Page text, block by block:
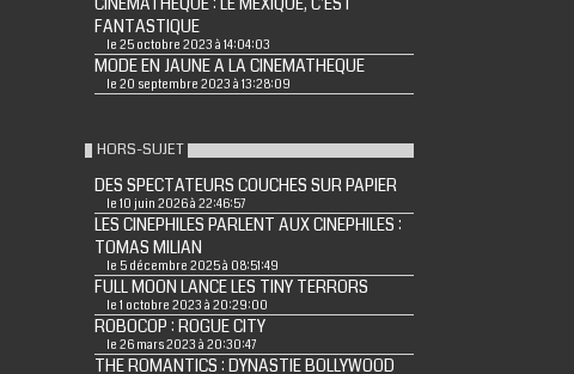
CINEMATHEQUE : LE MEXIQUE, C'EST
FANTASTIQUE
le 25 octobre 2023 à 14:04:03
MODE EN JAUNE A LA CINEMATHEQUE
le 20 septembre 2023 à 13:28:09
HORS-SUJET
DES SPECTATEURS COUCHES SUR PAPIER
le 10 juin 2026 à 22:46:57
LES CINEPHILES PARLENT AUX CINEPHILES :
TOMAS MILIAN
le 5 décembre 2025 à 08:51:49
FULL MOON LANCE LES TINY TERRORS
le 1 octobre 2023 à 20:29:00
ROBOCOP : ROGUE CITY
le 26 mars 2023 à 20:30:47
THE ROMANTICS : DYNASTIE BOLLYWOOD